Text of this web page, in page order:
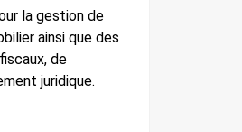
la gestion de
ainsi que des
de
juridique.